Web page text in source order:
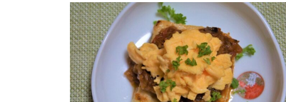
妊婦健診
お産について
親と子の結びつき支援